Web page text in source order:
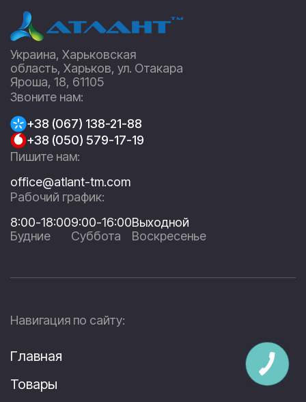
Украина, Харьковская
область, Харьков, ул. Отакара
Яроша, 18, 61105
Звоните нам:
+38 (067) 138-21-88
+38 (050) 579-17-19
Пишите нам:
office@atlant-tm.com
Рабочий график:
8:00-18:00
Будние
9:00-16:00
Суббота
Выходной
Воскресенье
Навигация по сайту:
Главная
Товары